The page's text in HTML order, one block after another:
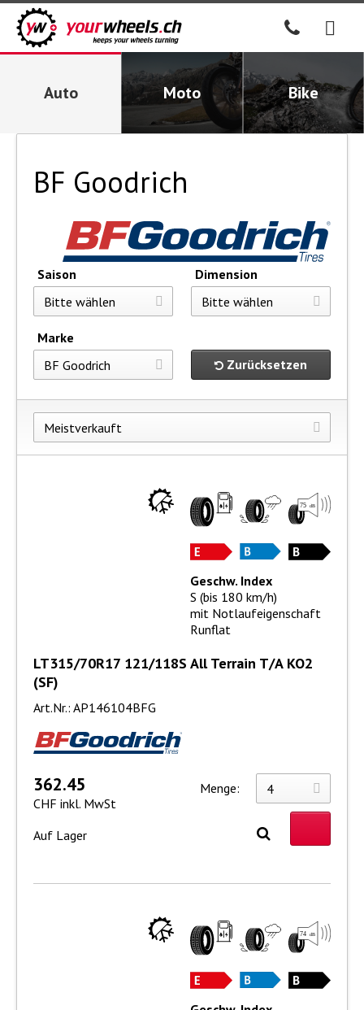
Auto Moto Bike
BF Goodrich
Saison Dimension
Marke
Zurücksetzen
LT315/70R17 121/118S All Terrain T/A KO2
(SF)
Art.Nr.: AP146104BFG
Geschw. Index
S (bis 180 km/h)
mit Notlaufeigenschaft
Runflat
362.45
CHF inkl. MwSt
Menge:
Auf Lager